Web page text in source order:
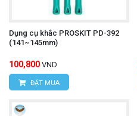
Dụng cụ khắc PROSKIT PD-392
(141~145mm)
100,800 VND
ĐẶT MUA